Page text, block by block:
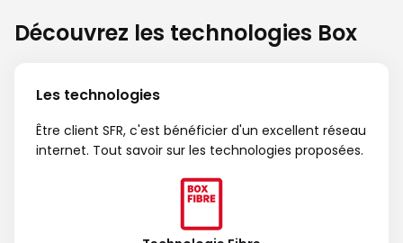
Découvrez les technologies Box
Les technologies
Être client SFR, c'est bénéficier d'un excellent réseau
internet. Tout savoir sur les technologies proposées.